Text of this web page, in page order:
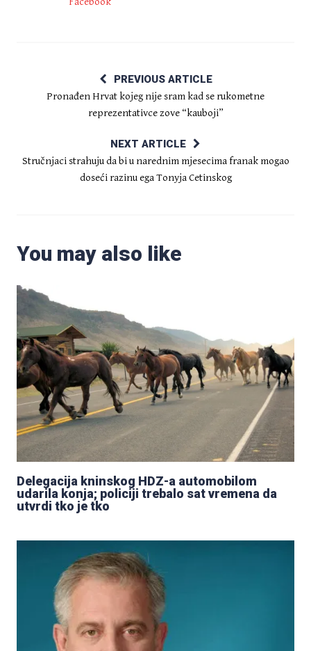
PREVIOUS ARTICLE
Pronađen Hrvat kojeg nije sram kad se rukometne
reprezentativce zove “kauboji”
NEXT ARTICLE
Stručnjaci strahuju da bi u narednim mjesecima franak mogao
doseći razinu ega Tonyja Cetinskog
You may also like
Delegacija kninskog HDZ-a automobilom
udarila konja; policiji trebalo sat vremena da
utvrdi tko je tko